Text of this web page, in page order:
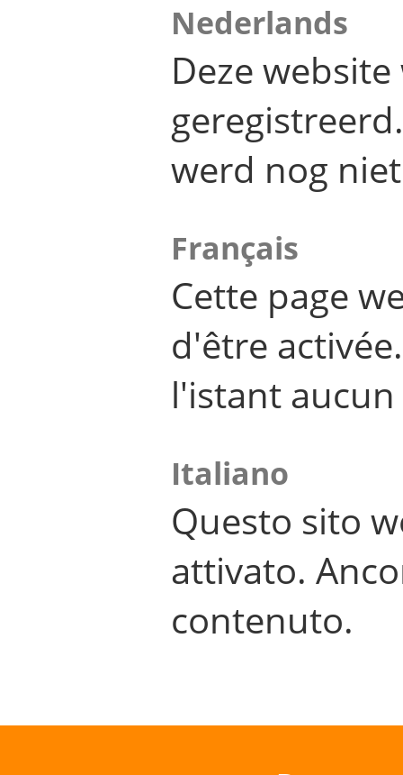
Nederlands
Deze
werd nog
Français
Cette page
d'être
l'istant
Italiano
Questo sito
attivato.
contenuto.